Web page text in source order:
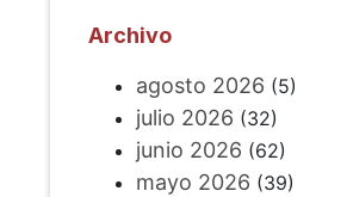
Archivo
agosto 2026 (5)
julio 2026 (32)
junio 2026 (62)
mayo 2026 (39)